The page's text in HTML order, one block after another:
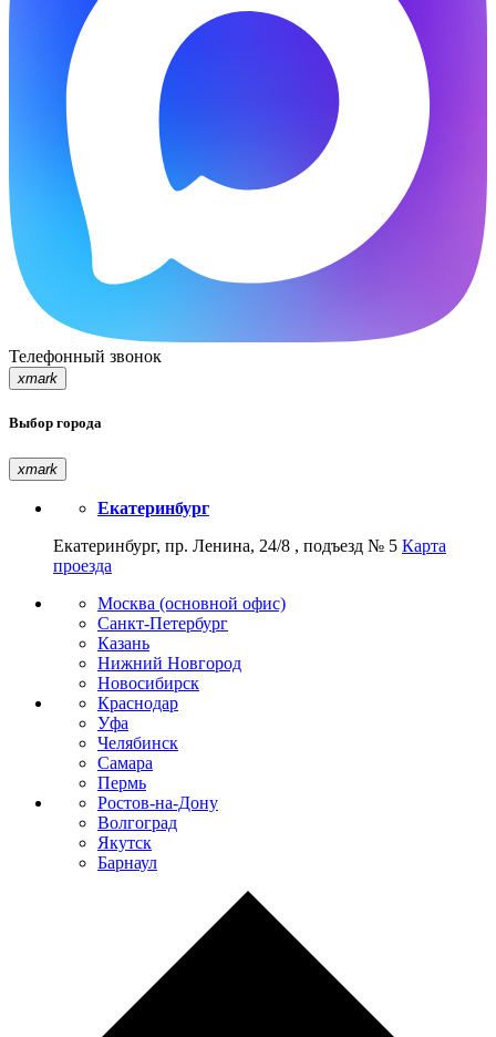
Телефонный звонок
xmark
Выбор города
xmark
Екатеринбург
Екатеринбург, пр. Ленина, 24/8 , подъезд № 5 Карта
проезда
Москва (основной офис)
Санкт-Петербург
Казань
Нижний Новгород
Новосибирск
Краснодар
Уфа
Челябинск
Самара
Пермь
Ростов-на-Дону
Волгоград
Якутск
Барнаул